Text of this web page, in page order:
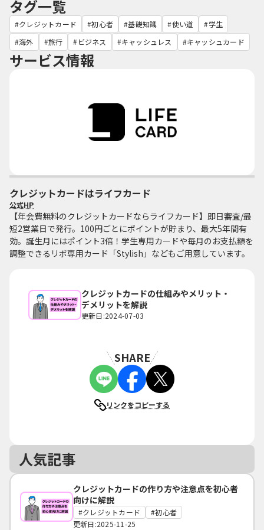
タグ一覧
クレジットカード 初心者 基礎知識 使い道
学生
海外
旅行 ビジネス キャッシュレス キャッシュカード
サービス情報
クレジットカードはライフカード
公式HP
【年会費無料のクレジットカードならライフカード】即日審査/最
短2営業日で発行。100円ごとにポイントが貯まり、最大5年間有
効。誕生月にはポイント3倍！学生専用カードや毎月のお支払額を
調整できるリボ専用カード「Stylish」などもご用意しています。
クレジットカードの仕組みやメリット・
デメリットを解説
更新日:2024-07-03
SHARE
リンクをコピーする
人気記事
クレジットカードの作り方や注意点を初心者
向けに解説
クレジットカード
初心者
更新日:2025-11-25